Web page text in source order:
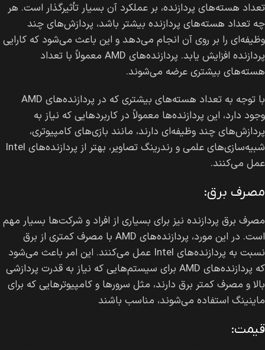
تعداد هسته‌های پردازنده، بر عملکرد آن بسیار تأثیرگذار است. هر
چه تعداد هسته‌های پردازنده بیشتر باشد، پردازش‌های چند
وظیفه‌ای را بر روی آن انجام می‌دهد و این باعث می‌شود که کارایی
پردازنده افزایش یابد. پردازنده‌های AMD معمولاً با تعداد
هسته‌های بیشتری عرضه می‌شوند.
با توجه به تعداد هسته‌های بیشتری که در پردازنده‌های AMD
وجود دارد، این پردازنده‌ها معمولاً در کاربردهایی که نیاز به
پردازش‌های چند وظیفه‌ای دارند، مانند بازی‌های کامپیوتری،
شبیه‌سازی‌های علمی و رندرینگ تصاویر، بهتر از پردازنده‌های Intel
عمل می‌کنند.
مصرف برق:
مصرف برق پردازنده نیز برای بسیاری از افراد و شرکت‌ها بسیار مهم
است. در این مورد، پردازنده‌های AMD با مصرف کمتری از برق
نسبت به پردازنده‌های Intel عمل می‌کنند. این امر باعث می‌شود
که پردازنده‌های AMD برای سیستم‌هایی که نیاز به قدرت پردازشی
بالا و مصرف کمتر برق دارند، مثل سرورها و کامپیوترهایی که برای
ماینینگ استفاده می‌شوند، مناسب باشند
قیمت: